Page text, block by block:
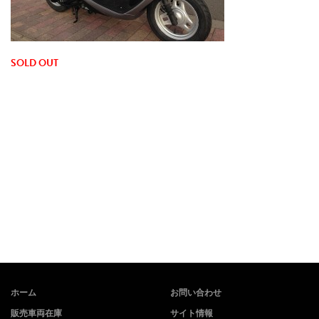
SOLD OUT
ホーム
販売車両在庫
お問い合わせ
サイト情報